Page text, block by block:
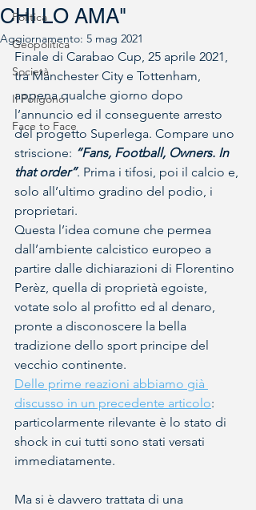
Politica
Geopolitica
Società
Il Poligono
Face to Face
CHI LO AMA"
Aggiornamento: 5 mag 2021
Finale di Carabao Cup, 25 aprile 2021,
tra Manchester City e Tottenham,
appena qualche giorno dopo
l’annuncio ed il conseguente arresto
del progetto Superlega. Compare uno
striscione: “Fans, Football, Owners. In
that order”. Prima i tifosi, poi il calcio e,
solo all’ultimo gradino del podio, i
proprietari.
Questa l’idea comune che permea
dall’ambiente calcistico europeo a
partire dalle dichiarazioni di Florentino
Perèz, quella di proprietà egoiste,
votate solo al profitto ed al denaro,
pronte a disconoscere la bella
tradizione dello sport principe del
vecchio continente.
Delle prime reazioni abbiamo già
discusso in un precedente articolo:
particolarmente rilevante è lo stato di
shock in cui tutti sono stati versati
immediatamente.
Ma si è davvero trattata di una